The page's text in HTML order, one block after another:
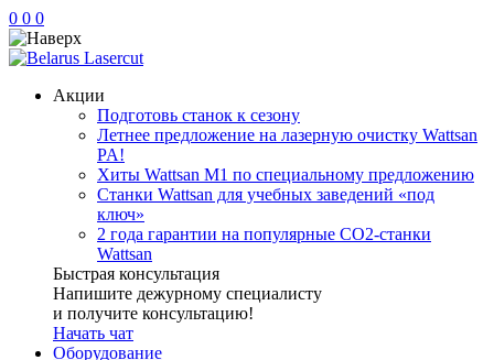
0 0 0
Акции
Подготовь станок к сезону
Летнее предложение на лазерную очистку Wattsan
PA!
Хиты Wattsan M1 по специальному предложению
Станки Wattsan для учебных заведений «под
ключ»
2 года гарантии на популярные CO2-станки
Wattsan
Быстрая консультация
Напишите дежурному специалисту
и получите консультацию!
Начать чат
Оборудование